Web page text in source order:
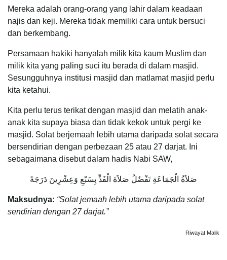
Mereka adalah orang-orang yang lahir dalam keadaan
najis dan keji. Mereka tidak memiliki cara untuk bersuci
dan berkembang.
Persamaan hakiki hanyalah milik kita kaum Muslim dan
milik kita yang paling suci itu berada di dalam masjid.
Sesungguhnya institusi masjid dan matlamat masjid perlu
kita ketahui.
Kita perlu terus terikat dengan masjid dan melatih anak-
anak kita supaya biasa dan tidak kekok untuk pergi ke
masjid. Solat berjemaah lebih utama daripada solat secara
bersendirian dengan perbezaan 25 atau 27 darjat. Ini
sebagaimana disebut dalam hadis Nabi SAW,
صَلاَةُ الْجَمَاعَةِ تَفْضُلُ صَلاَةَ الْفَذِّ بِسَبْعِ وَعِشْرِينَ دَرَجَةً
Maksudnya: “Solat jemaah lebih utama daripada solat
sendirian dengan 27 darjat.”
Riwayat Malik